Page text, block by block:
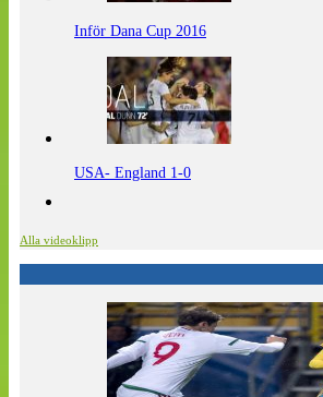
Inför Dana Cup 2016
USA- England 1-0
Alla videoklipp